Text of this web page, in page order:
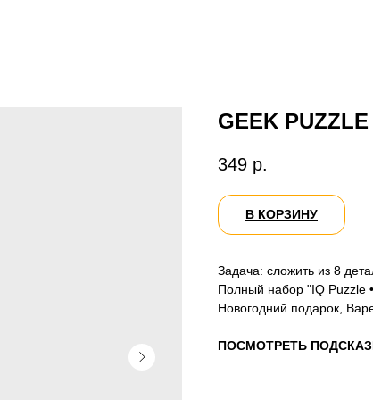
GEEK
349 р.
В КОРЗИНУ
Задача: сложить из 8
Полный набор "IQ Puzzle •
Новогодний подарок,
ПОСМОТРЕТЬ